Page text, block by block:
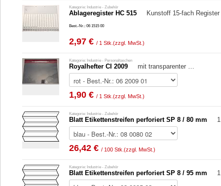
Kategorie: Industrie - Zubehör
Ablageregister HC 515 Kunstoff 15-fach
Best.-Nr.: 06 1515 00
2,97 € / 1 Stk. (zzgl. MwSt.)
Kategorie: Industrie - Personaltaschen
Royalhefter CI 2009 mit transparenter …
1,90 € / 1 Stk. (zzgl. MwSt.)
Kategorie: Industrie - Zubehör
Blatt Etikettenstreifen perforiert SP 8 / 80 mm
26,42 € / 100 Stk. (zzgl. MwSt.)
Kategorie: Industrie - Zubehör
Blatt Etikettenstreifen perforiert SP 8 / 95 mm